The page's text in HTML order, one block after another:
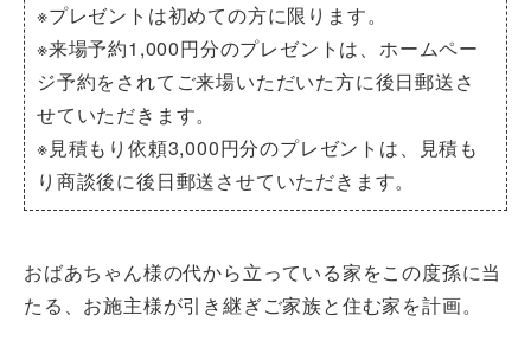
※プレゼントは初めての方に限ります。
※来場予約1,000円分のプレゼントは、ホームペー
ジ予約をされてご来場いただいた方に後日郵送さ
せていただきます。
※見積もり依頼3,000円分のプレゼントは、見積も
り商談後に後日郵送させていただきます。
おばあちゃん様の代から立っている家をこの度孫に当
たる、お施主様が引き継ぎご家族と住む家を計画。